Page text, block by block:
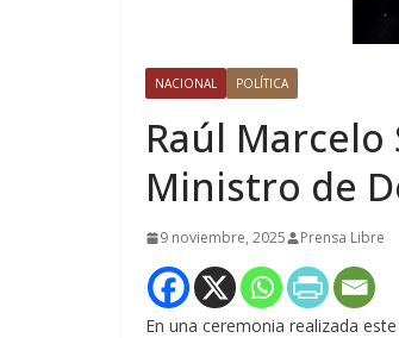
NACIONAL POLÍTICA
Raúl
Ministro de
9 noviembre, 2025 Prensa Libre
En una ceremonia realizada